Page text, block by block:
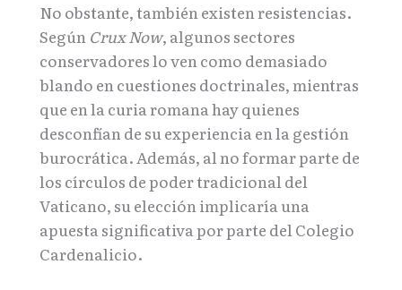
No obstante, también existen resistencias.
Según Crux Now, algunos sectores
conservadores lo ven como demasiado
blando en cuestiones doctrinales, mientras
que en la curia romana hay quienes
desconfían de su experiencia en la gestión
burocrática. Además, al no formar parte de
los círculos de poder tradicional del
Vaticano, su elección implicaría una
apuesta significativa por parte del Colegio
Cardenalicio.